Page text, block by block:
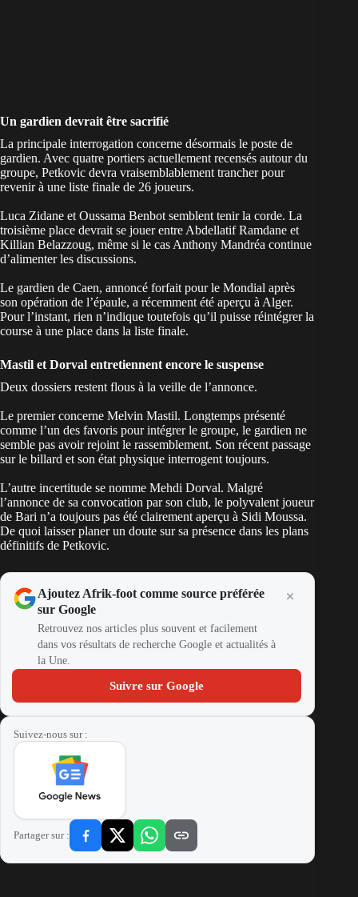
Un gardien devrait être sacrifié
La principale interrogation concerne désormais le poste de
gardien. Avec quatre portiers actuellement recensés autour du
groupe, Petkovic devra vraisemblablement trancher pour
revenir à une liste finale de 26 joueurs.
Luca Zidane et Oussama Benbot semblent tenir la corde. La
troisième place devrait se jouer entre Abdellatif Ramdane et
Killian Belazzoug, même si le cas Anthony Mandréa continue
d’alimenter les discussions.
Le gardien de Caen, annoncé forfait pour le Mondial après
son opération de l’épaule, a récemment été aperçu à Alger.
Pour l’instant, rien n’indique toutefois qu’il puisse réintégrer la
course à une place dans la liste finale.
Mastil et Dorval entretiennent encore le suspense
Deux dossiers restent flous à la veille de l’annonce.
Le premier concerne Melvin Mastil. Longtemps présenté
comme l’un des favoris pour intégrer le groupe, le gardien ne
semble pas avoir rejoint le rassemblement. Son récent passage
sur le billard et son état physique interrogent toujours.
L’autre incertitude se nomme Mehdi Dorval. Malgré
l’annonce de sa convocation par son club, le polyvalent joueur
de Bari n’a toujours pas été clairement aperçu à Sidi Moussa.
De quoi laisser planer un doute sur sa présence dans les plans
définitifs de Petkovic.
Ajoutez Afrik-foot comme source préférée
sur Google
Retrouvez nos articles plus souvent et facilement
dans vos résultats de recherche Google et actualités à
la Une.
Suivre sur Google
Suivez-nous sur :
Partager sur :